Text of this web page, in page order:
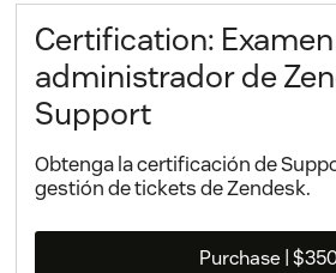
Certification:
administrador de
Support
Obtenga la certificación de
gestión de tickets de Zendesk.
Purchase |